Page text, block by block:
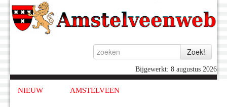
Bijgewerkt: 8 augustus 2026
NIEUW AMSTELVEEN